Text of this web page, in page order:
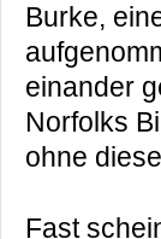
Burke,
einander
Norfolks
ohne
Fast